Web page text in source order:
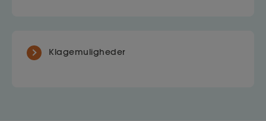
Klagemuligheder